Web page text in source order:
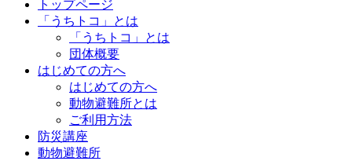
トップページ
「うちトコ」とは
「うちトコ」とは
団体概要
はじめての方へ
はじめての方へ
動物避難所とは
ご利用方法
防災講座
動物避難所